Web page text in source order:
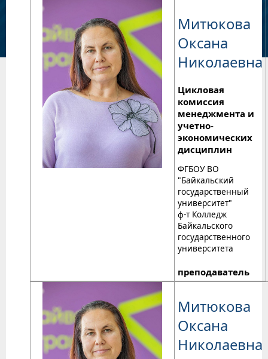
Митюкова
Оксана
Николаевна
Цикловая
комиссия
менеджмента и
учетно-
экономических
дисциплин
ФГБОУ ВО
"Байкальский
государственный
университет"
ф-т Колледж
Байкальского
государственного
университета
преподаватель
Митюкова
Оксана
Николаевна